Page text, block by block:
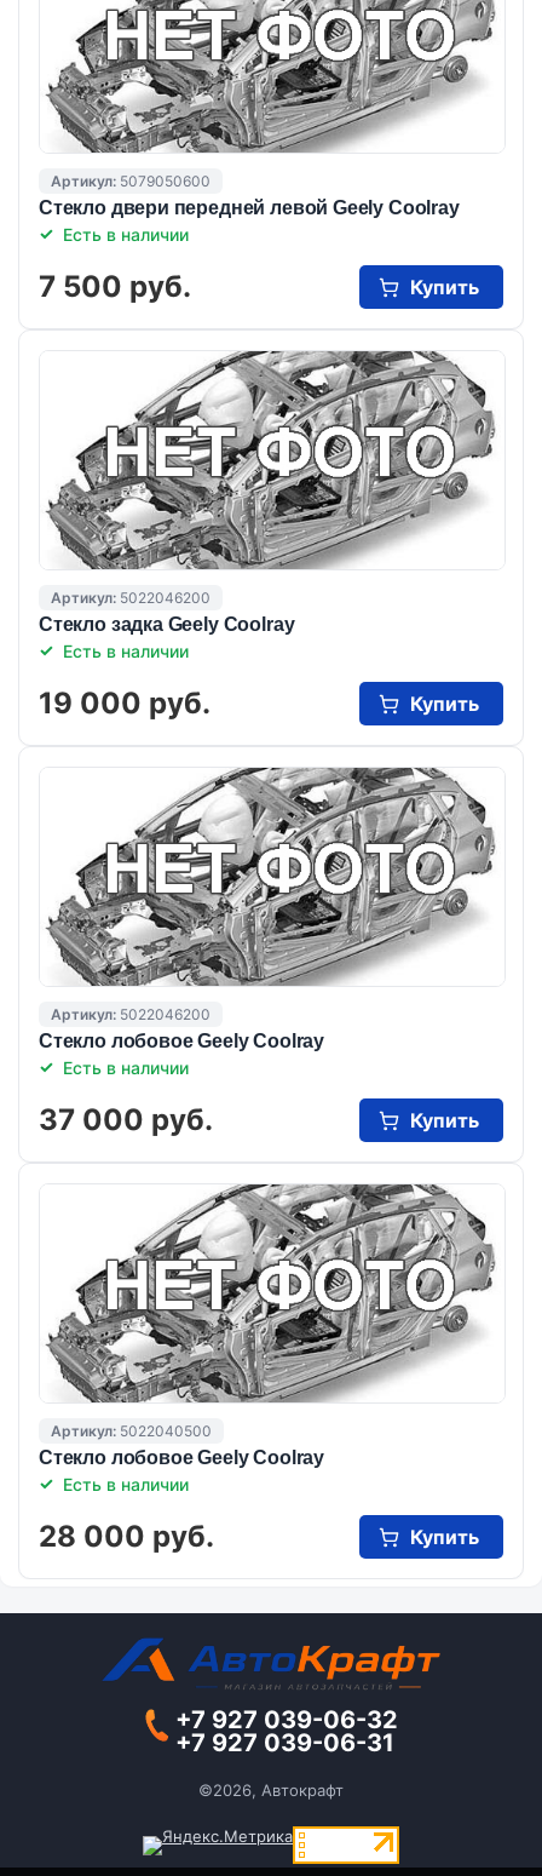
Артикул: 5079050600
Стекло двери передней левой Geely Coolray
Есть в наличии
7 500 руб. Купить
Артикул: 5022046200
Стекло задка Geely Coolray
Есть в наличии
19 000 руб. Купить
Артикул: 5022046200
Стекло лобовое Geely Coolray
Есть в наличии
37 000 руб. Купить
Артикул: 5022040500
Стекло лобовое Geely Coolray
Есть в наличии
28 000 руб. Купить
+7 927 039-06-32
+7 927 039-06-31
©2026, Автокрафт